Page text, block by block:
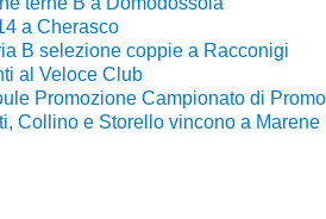
a Cherasco
B selezione coppie a Racconigi
al Veloce Club
Promozione Campionato di
Collino e Storello vincono a Marene